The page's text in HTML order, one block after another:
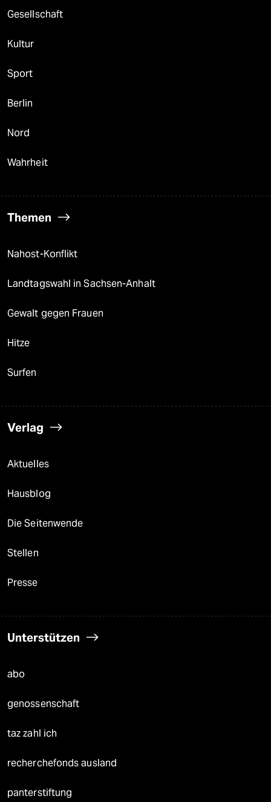
Gesellschaft
Kultur
Sport
Berlin
Nord
Wahrheit
Themen
Nahost-Konflikt
Landtagswahl in Sachsen-Anhalt
Gewalt gegen Frauen
Hitze
Surfen
Verlag
Aktuelles
Hausblog
Die Seitenwende
Stellen
Presse
Unterstützen
abo
genossenschaft
taz zahl ich
recherchefonds ausland
panterstiftung